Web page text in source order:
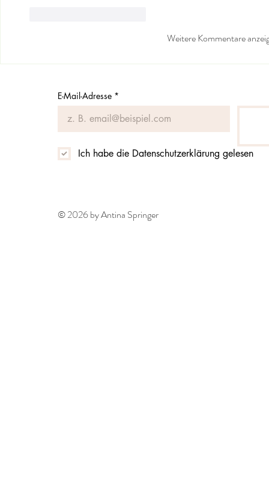
Weitere Kommentare
E-Mail-Adresse *
Ich habe die Datenschutzerklärung gelesen
© 2026 by Antina Springer